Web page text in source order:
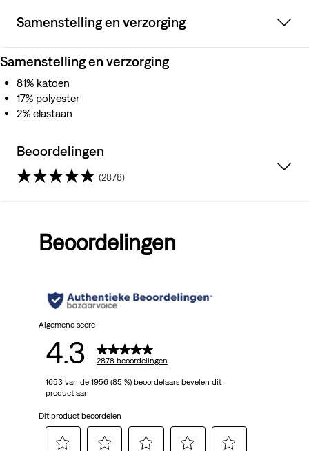
Samenstelling en verzorging
Samenstelling en verzorging
81% katoen
17% polyester
2% elastaan
Beoordelingen
(2878)
sterren.
2878
beoordelingen
Beoordelingen
Algemene score
4.3 2878 beoordelingen
1653 van de 1956 (85 %) beoordelaars bevelen dit
product aan
Dit product beoordelen